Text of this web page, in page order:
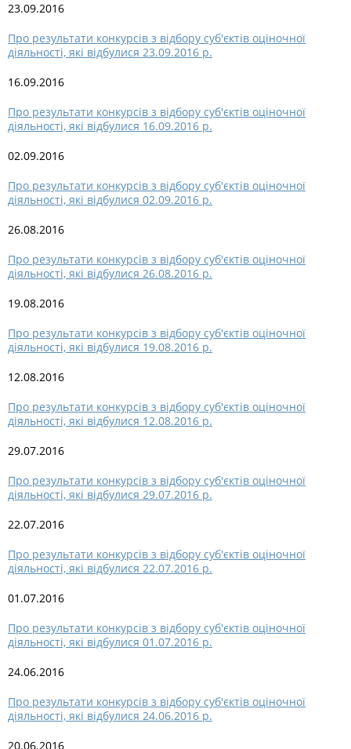
23.09.2016
Про результати конкурсів з відбору суб'єктів оціночної
діяльності, які відбулися 23.09.2016 р.
16.09.2016
Про результати конкурсів з відбору суб'єктів оціночної
діяльності, які відбулися 16.09.2016 р.
02.09.2016
Про результати конкурсів з відбору суб'єктів оціночної
діяльності, які відбулися 02.09.2016 р.
26.08.2016
Про результати конкурсів з відбору суб'єктів оціночної
діяльності, які відбулися 26.08.2016 р.
19.08.2016
Про результати конкурсів з відбору суб'єктів оціночної
діяльності, які відбулися 19.08.2016 р.
12.08.2016
Про результати конкурсів з відбору суб'єктів оціночної
діяльності, які відбулися 12.08.2016 р.
29.07.2016
Про результати конкурсів з відбору суб'єктів оціночної
діяльності, які відбулися 29.07.2016 р.
22.07.2016
Про результати конкурсів з відбору суб'єктів оціночної
діяльності, які відбулися 22.07.2016 р.
01.07.2016
Про результати конкурсів з відбору суб'єктів оціночної
діяльності, які відбулися 01.07.2016 р.
24.06.2016
Про результати конкурсів з відбору суб'єктів оціночної
діяльності, які відбулися 24.06.2016 р.
20.06.2016